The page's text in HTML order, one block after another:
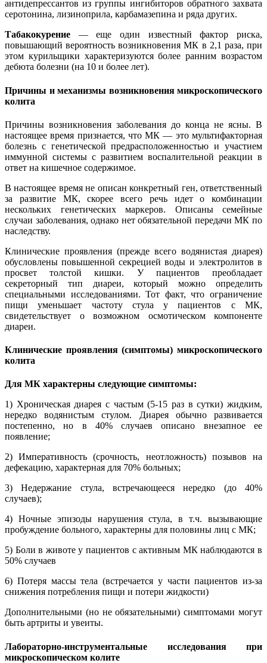
антидепрессантов из группы ингибиторов обратного захвата
серотонина, лизиноприла, карбамазепина и ряда других.
Табакокурение ― еще один известный фактор риска,
повышающий вероятность возникновения МК в 2,1 раза, при
этом курильщики характеризуются более ранним возрастом
дебюта болезни (на 10 и более лет).
Причины и механизмы возникновения микроскопического
колита
Причины возникновения заболевания до конца не ясны. В
настоящее время признается, что МК ― это мультифакторная
болезнь с генетической предрасположенностью и участием
иммунной системы с развитием воспалительной реакции в
ответ на кишечное содержимое.
В настоящее время не описан конкретный ген, ответственный
за развитие МК, скорее всего речь идет о комбинации
нескольких генетических маркеров. Описаны семейные
случаи заболевания, однако нет обязательной передачи МК по
наследству.
Клинические проявления (прежде всего водянистая диарея)
обусловлены повышенной секрецией воды и электролитов в
просвет толстой кишки. У пациентов преобладает
секреторный тип диареи, который можно определить
специальными исследованиями. Тот факт, что ограничение
пищи уменьшает частоту стула у пациентов с МК,
свидетельствует о возможном осмотическом компоненте
диареи.
Клинические проявления (симптомы) микроскопического
колита
Для МК характерны следующие симптомы:
1) Хроническая диарея с частым (5-15 раз в сутки) жидким,
нередко водянистым стулом. Диарея обычно развивается
постепенно, но в 40% случаев описано внезапное ее
появление;
2) Императивность (срочность, неотложность) позывов на
дефекацию, характерная для 70% больных;
3) Недержание стула, встречающееся нередко (до 40%
случаев);
4) Ночные эпизоды нарушения стула, в т.ч. вызывающие
пробуждение больного, характерны для половины лиц с МК;
5) Боли в животе у пациентов с активным МК наблюдаются в
50% случаев
6) Потеря массы тела (встречается у части пациентов из-за
снижения потребления пищи и потери жидкости)
Дополнительными (но не обязательными) симптомами могут
быть артриты и увеиты.
Лабораторно-инструментальные исследования при
микроскопическом колите